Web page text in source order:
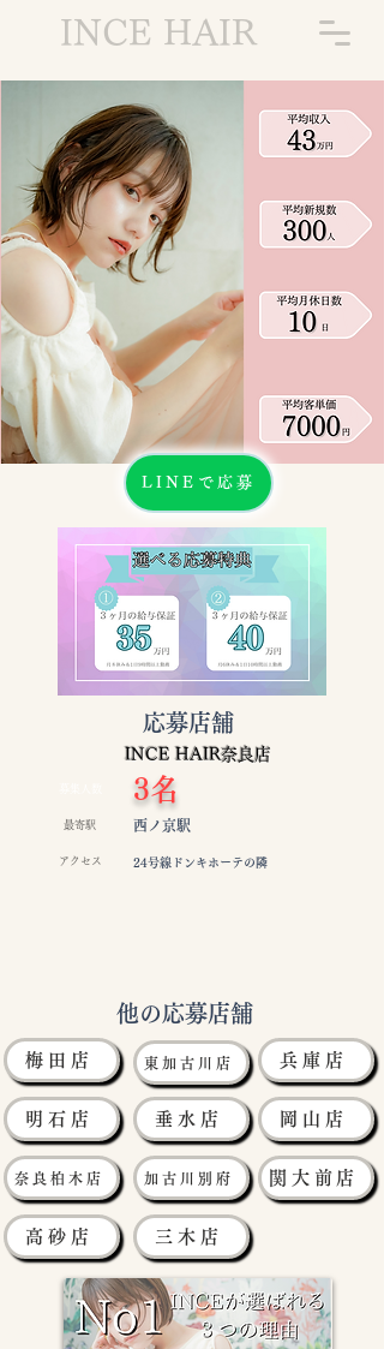
INCE HAIR
LINEで応募
応募店舗
INCE HAIR奈良店
最寄駅
アクセス
3名
西ノ京駅
24号線ドンキホーテの隣
他の応募店舗
梅田店 東加古川店 兵庫店
明石店 垂水店 岡山店
奈良柏木店 加古川別府 関大前店
高砂店 三木店